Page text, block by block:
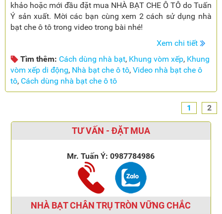
khảo hoặc mới đầu đặt mua NHÀ BẠT CHE Ô TÔ do Tuấn
Ý sản xuất. Mời các bạn cùng xem 2 cách sử dụng nhà
bạt che ô tô trong video trong bài nhé!
Xem chi tiết
Tìm thêm: Cách dùng nhà bạt, Khung vòm xếp, Khung
vòm xếp di động, Nhà bạt che ô tô, Video nhà bạt che ô
tô, Cách dùng nhà bạt che ô tô
1 2
TƯ VẤN - ĐẶT MUA
Mr. Tuấn Ý:0987784986
NHÀ BẠT CHÂN TRỤ TRÒN VỮNG CHẮC